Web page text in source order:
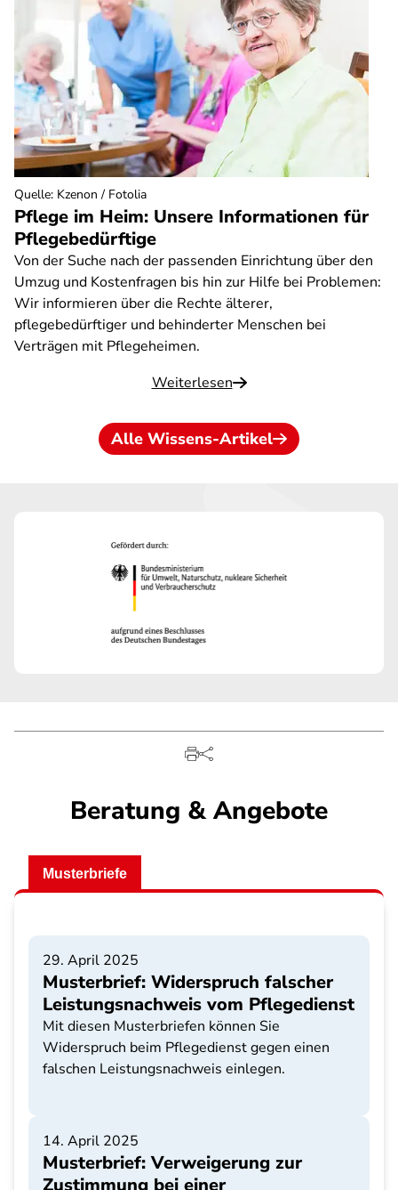
Pflege im Heim: Unsere Informationen für
Pflegebedürftige
Von der Suche nach der passenden Einrichtung über den
Umzug und Kostenfragen bis hin zur Hilfe bei Problemen:
Wir informieren über die Rechte älterer,
pflegebedürftiger und behinderter Menschen bei
Verträgen mit Pflegeheimen.
Weiterlesen
Quelle: Kzenon / Fotolia
Alle Wissens-Artikel
Beratung & Angebote
Musterbriefe
29. April 2025
Musterbrief: Widerspruch falscher
Leistungsnachweis vom Pflegedienst
Mit diesen Musterbriefen können Sie
Widerspruch beim Pflegedienst gegen einen
falschen Leistungsnachweis einlegen.
14. April 2025
Musterbrief: Verweigerung zur
Zustimmung bei einer